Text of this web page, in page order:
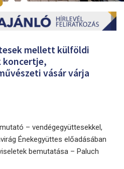
mellett külföldi
koncertje,
vásár várja
– vendégegyüttesekkel,
Énekegyüttes előadásában
bemutatása – Paluch